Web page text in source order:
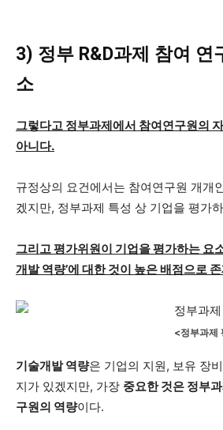
3) 정부 R&D과제 참여 연
소
그렇다고 정부과제에서 참여연구원의
아니다.
규정상의 요건에서는 참여연구원 개개
겠지만, 정부과제 특성 상 기업을 평가
그리고 평가위원이 기업을 평가하는 요
개발 역량’에 대한 것이 높은 배점으로
<정부과제
기술개발 역량은 기업의 지원, 보유 장
지가 있겠지만, 가장 중요한 것은 정부
구원의 역량이다.